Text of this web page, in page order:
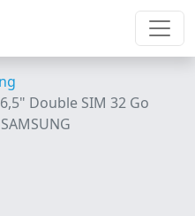
Double SIM 32 Go